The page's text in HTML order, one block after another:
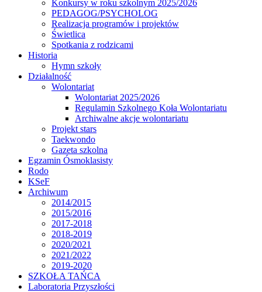
Konkursy w roku szkolnym 2025/2026
PEDAGOG/PSYCHOLOG
Realizacja programów i projektów
Świetlica
Spotkania z rodzicami
Historia
Hymn szkoły
Działalność
Wolontariat
Wolontariat 2025/2026
Regulamin Szkolnego Koła Wolontariatu
Archiwalne akcje wolontariatu
Projekt stars
Taekwondo
Gazeta szkolna
Egzamin Ósmoklasisty
Rodo
KSeF
Archiwum
2014/2015
2015/2016
2017-2018
2018-2019
2020/2021
2021/2022
2019-2020
SZKOŁA TAŃCA
Laboratoria Przyszłości